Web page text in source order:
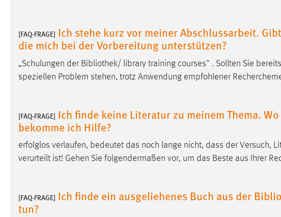
[FAQ-FRAGE] Ich stehe kurz vor meiner Abschlussarbeit.
die mich bei der Vorbereitung unterstützen?
„Schulungen der Bibliothek/ library training courses” . Sollten Sie
speziellen Problem stehen, trotz Anwendung empfohlener
[FAQ-FRAGE] Ich finde keine Literatur zu meinem Thema.
bekomme ich Hilfe?
erfolglos verlaufen, bedeutet das noch lange nicht, dass der Versuch,
verurteilt ist! Gehen Sie folgendermaßen vor, um das Beste aus Ihrer
[FAQ-FRAGE] Ich finde ein ausgeliehenes Buch aus der
tun?
Zweck: Conversion-Tracking
Cookie Laufzeit: 3 Monate
EXTERNE MEDIEN
Um Inhalte von Videoplattformen und Social Media
Plattformen anzeigen zu können, werden von diesen
externen Medien Cookies gesetzt.
Vimeo